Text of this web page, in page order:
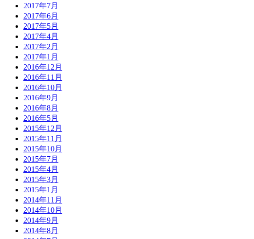
2017年7月
2017年6月
2017年5月
2017年4月
2017年2月
2017年1月
2016年12月
2016年11月
2016年10月
2016年9月
2016年8月
2016年5月
2015年12月
2015年11月
2015年10月
2015年7月
2015年4月
2015年3月
2015年1月
2014年11月
2014年10月
2014年9月
2014年8月